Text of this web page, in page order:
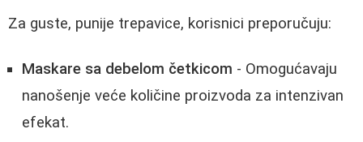
Za guste, punije trepavice, korisnici preporučuju:
Maskare sa debelom četkicom - Omogućavaju
nanošenje veće količine proizvoda za intenzivan
efekat.